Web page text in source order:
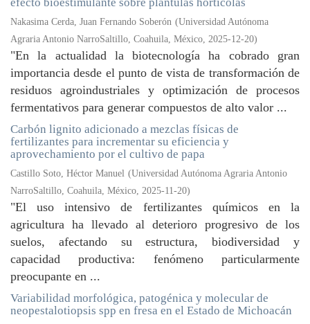
Nakasima Cerda, Juan Fernando Soberón (Universidad Autónoma
Agraria Antonio NarroSaltillo, Coahuila, México, 2025-12-20)
"En la actualidad la biotecnología ha cobrado gran
importancia desde el punto de vista de transformación de
residuos agroindustriales y optimización de procesos
fermentativos para generar compuestos de alto valor ...
Carbón lignito adicionado a mezclas físicas de
fertilizantes para incrementar su eficiencia y
aprovechamiento por el cultivo de papa
Castillo Soto, Héctor Manuel (Universidad Autónoma Agraria Antonio
NarroSaltillo, Coahuila, México, 2025-11-20)
"El uso intensivo de fertilizantes químicos en la
agricultura ha llevado al deterioro progresivo de los
suelos, afectando su estructura, biodiversidad y
capacidad productiva: fenómeno particularmente
preocupante en ...
Variabilidad morfológica, patogénica y molecular de
neopestalotiopsis spp en fresa en el Estado de Michoacán